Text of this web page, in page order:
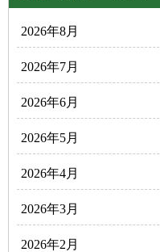
2026年8月
2026年7月
2026年6月
2026年5月
2026年4月
2026年3月
2026年2月